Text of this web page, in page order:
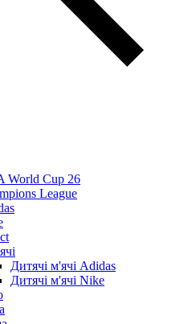
World Cup 26
League
Дитячі м'ячі Adidas
Дитячі м'ячі Nike